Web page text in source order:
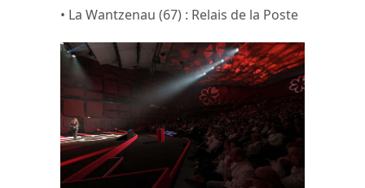
• La Wantzenau (67) : Relais de la Poste